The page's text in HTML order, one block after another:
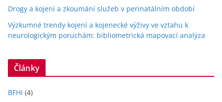
Drogy a kojení a zkoumání služeb v perinatálním období
Výzkumné trendy kojení a kojenecké výživy ve vztahu k
neurologickým poruchám: bibliometrická mapovací analýza
Články
BFHI (4)